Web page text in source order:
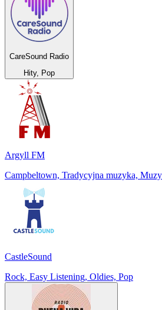
CareSound Radio
Hity, Pop
Argyll FM
Campbeltown, Tradycyjna muzyka,
CastleSound
Rock, Easy Listening, Oldies, Pop